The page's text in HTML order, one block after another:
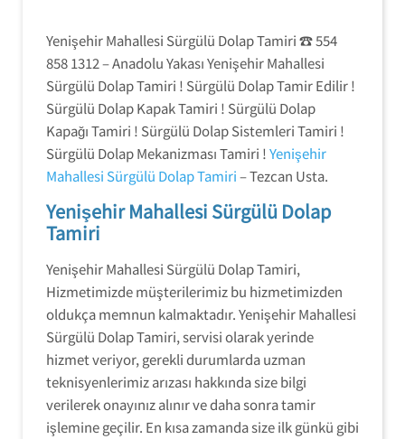
Yenişehir Mahallesi Sürgülü Dolap Tamiri ☎️ 554
858 1312 – Anadolu Yakası Yenişehir Mahallesi
Sürgülü Dolap Tamiri ! Sürgülü Dolap Tamir Edilir !
Sürgülü Dolap Kapak Tamiri ! Sürgülü Dolap
Kapağı Tamiri ! Sürgülü Dolap Sistemleri Tamiri !
Sürgülü Dolap Mekanizması Tamiri !Yenişehir
Mahallesi Sürgülü Dolap Tamiri– Tezcan Usta.
Yenişehir Mahallesi Sürgülü Dolap
Tamiri
Yenişehir Mahallesi Sürgülü Dolap Tamiri,
Hizmetimizde müşterilerimiz bu hizmetimizden
oldukça memnun kalmaktadır. Yenişehir Mahallesi
Sürgülü Dolap Tamiri, servisi olarak yerinde
hizmet veriyor, gerekli durumlarda uzman
teknisyenlerimiz arızası hakkında size bilgi
verilerek onayınız alınır ve daha sonra tamir
işlemine geçilir. En kısa zamanda size ilk günkü gibi